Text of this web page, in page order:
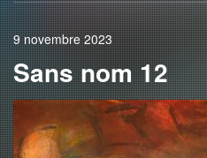
9 novembre 2023
Sans nom 12